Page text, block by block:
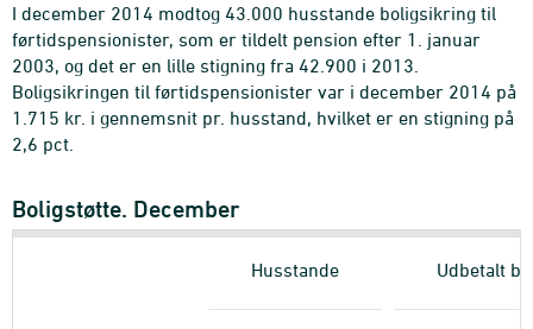
I december 2014 modtog 43.000 husstande boligsikring til
førtidspensionister, som er tildelt pension efter 1. januar
2003, og det er en lille stigning fra 42.900 i 2013.
Boligsikringen til førtidspensionister var i december 2014 på
1.715 kr. i gennemsnit pr. husstand, hvilket er en stigning på
2,6 pct.
Boligstøtte. December
Husstande Udbetalt